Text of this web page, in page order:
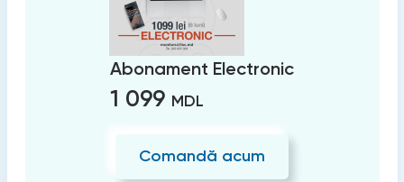
Abonament Electronic
1 099 MDL
Comandă acum